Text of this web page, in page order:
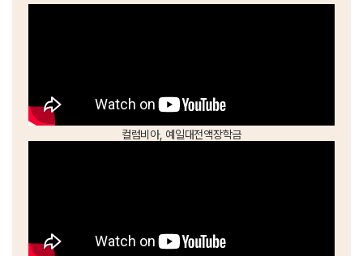
컬럼비아, 예일대전액장학금